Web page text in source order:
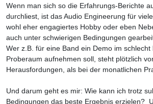
Wenn man sich so die Erfahrungs-Berichte
durchliest, ist das Audio Engineerung für
wohl eher engagiertes Hobby oder eben
auch unter schwierigen Bedingungen
Wer z.B. für eine Band ein Demo im schlecht
Proberaum aufnehmen soll, steht plötzlich
Herausfordungen, als bei der monatlichen
Und darum geht es mir: Wie kann ich trotz
Bedingungen das beste Ergebnis erzielen?